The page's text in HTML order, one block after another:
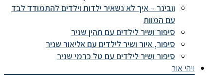
וובינר – איך לא נשאיר ילדות וילדים להתמודד לבד
עם המוות
סיפור ושיר לילדים עם תהין שניר
סיפור, איור ושיר לילדים עם אליאור שניר
סיפור ושיר לילדים עם טל כרמי שניר
ויהי אור